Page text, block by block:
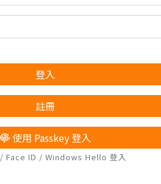
登入
註冊
使用 Passkey 登入
Face ID / Windows Hello 登入